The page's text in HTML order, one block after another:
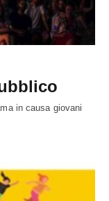
in causa giovani